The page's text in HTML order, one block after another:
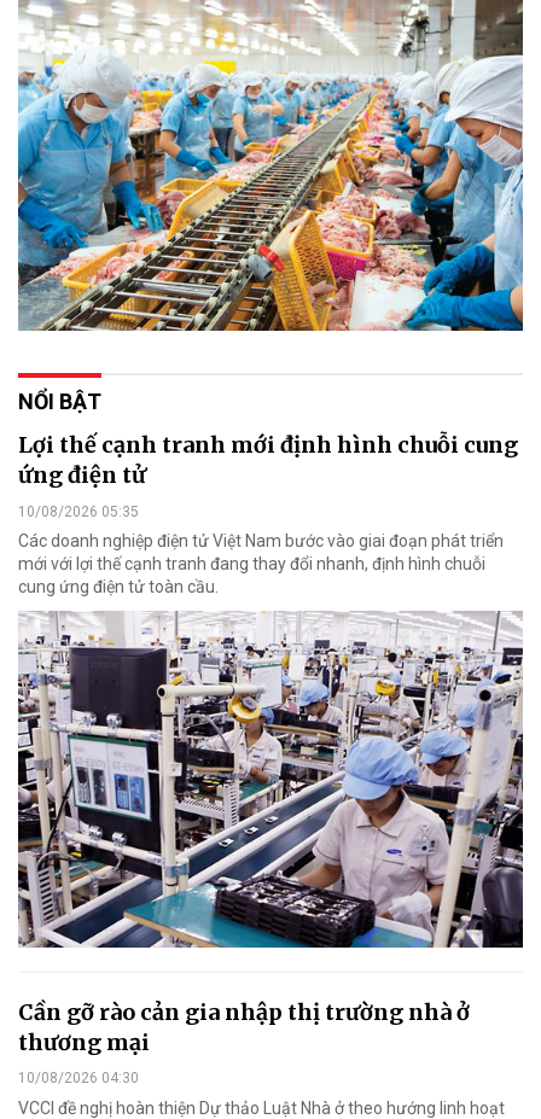
NỔI BẬT
Lợi thế cạnh tranh mới định hình chuỗi cung
ứng điện tử
10/08/2026 05:35
Các doanh nghiệp điện tử Việt Nam bước vào giai đoạn phát triển
mới với lợi thế cạnh tranh đang thay đổi nhanh, định hình chuỗi
cung ứng điện tử toàn cầu.
Cần gỡ rào cản gia nhập thị trường nhà ở
thương mại
10/08/2026 04:30
VCCI đề nghị hoàn thiện Dự thảo Luật Nhà ở theo hướng linh hoạt